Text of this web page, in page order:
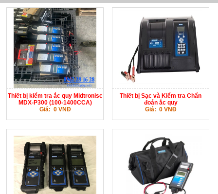
Thiết bị kiểm tra ắc quy Midtronisc
MDX-P300 (100-1400CCA)
Giá: 0 VNĐ
Thiết bị Sạc và Kiểm tra Chẩn
đoán ắc quy
Giá: 0 VNĐ